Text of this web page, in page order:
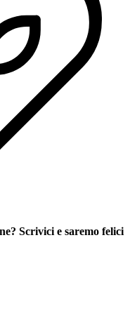
Scrivici e saremo felici